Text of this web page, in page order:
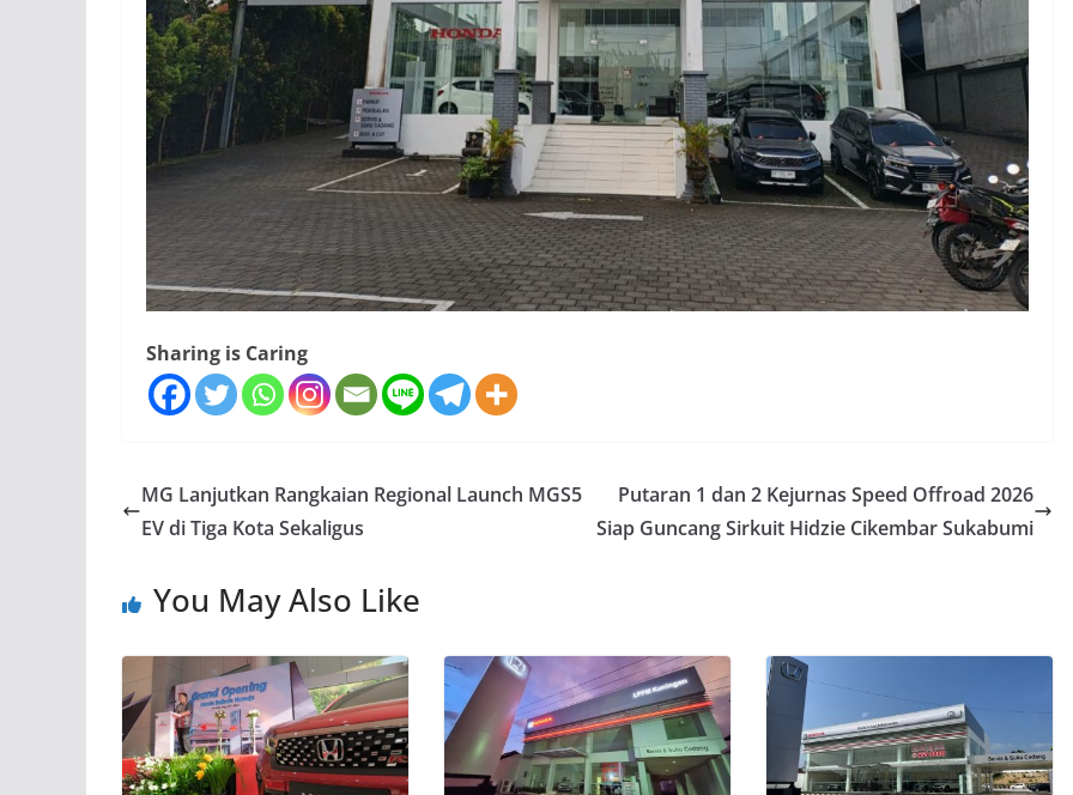
Sharing is Caring
MG Lanjutkan Rangkaian Regional Launch MGS5
EV di Tiga Kota Sekaligus
Putaran 1 dan 2 Kejurnas Speed Offroad 2026
Siap Guncang Sirkuit Hidzie Cikembar Sukabumi
You May Also Like